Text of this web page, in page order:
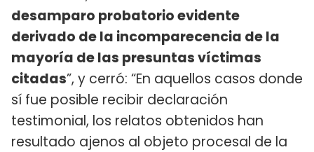
desamparo probatorio evidente
derivado de la incomparecencia de la
mayoría de las presuntas víctimas
citadas”, y cerró: “En aquellos casos donde
sí fue posible recibir declaración
testimonial, los relatos obtenidos han
resultado ajenos al objeto procesal de la